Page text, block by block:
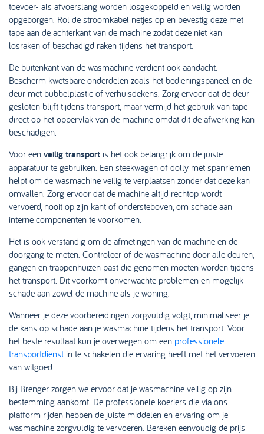
toevoer- als afvoerslang worden losgekoppeld en veilig worden
opgeborgen. Rol de stroomkabel netjes op en bevestig deze met
tape aan de achterkant van de machine zodat deze niet kan
losraken of beschadigd raken tijdens het transport.
De buitenkant van de wasmachine verdient ook aandacht.
Bescherm kwetsbare onderdelen zoals het bedieningspaneel en de
deur met bubbelplastic of verhuisdekens. Zorg ervoor dat de deur
gesloten blijft tijdens transport, maar vermijd het gebruik van tape
direct op het oppervlak van de machine omdat dit de afwerking kan
beschadigen.
Voor een veilig transport is het ook belangrijk om de juiste
apparatuur te gebruiken. Een steekwagen of dolly met spanriemen
helpt om de wasmachine veilig te verplaatsen zonder dat deze kan
omvallen. Zorg ervoor dat de machine altijd rechtop wordt
vervoerd, nooit op zijn kant of ondersteboven, om schade aan
interne componenten te voorkomen.
Het is ook verstandig om de afmetingen van de machine en de
doorgang te meten. Controleer of de wasmachine door alle deuren,
gangen en trappenhuizen past die genomen moeten worden tijdens
het transport. Dit voorkomt onverwachte problemen en mogelijk
schade aan zowel de machine als je woning.
Wanneer je deze voorbereidingen zorgvuldig volgt, minimaliseer je
de kans op schade aan je wasmachine tijdens het transport. Voor
het beste resultaat kun je overwegen om een professionele
transportdienst in te schakelen die ervaring heeft met het vervoeren
van witgoed.
Bij Brenger zorgen we ervoor dat je wasmachine veilig op zijn
bestemming aankomt. De professionele koeriers die via ons
platform rijden hebben de juiste middelen en ervaring om je
wasmachine zorgvuldig te vervoeren. Bereken eenvoudig de prijs